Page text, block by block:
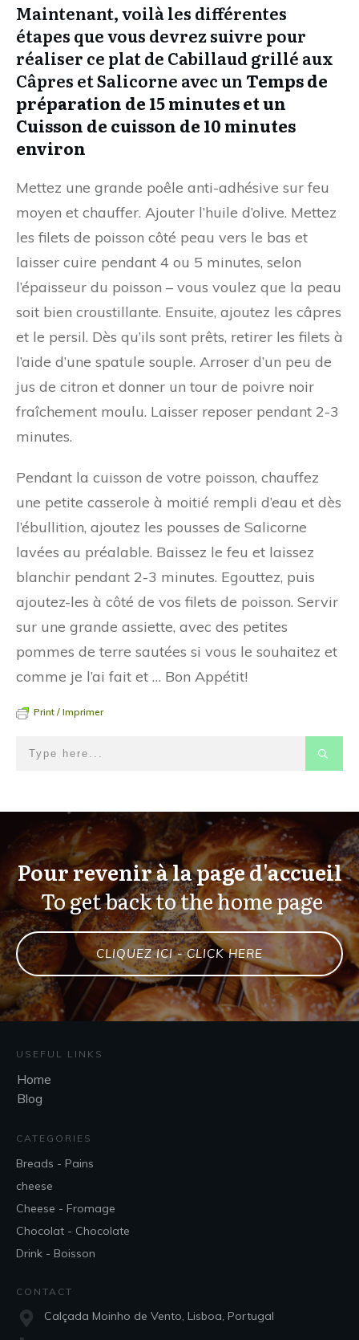
Maintenant, voilà les différentes
étapes que vous devrez suivre pour
réaliser ce plat de Cabillaud grillé aux
Câpres et Salicorne avec unTemps de
préparation de 15 minutes et un
Cuisson de cuisson de 10 minutes
environ
Mettez une grande poêle anti-adhésive sur feu
moyen et chauffer. Ajouter l’huile d’olive. Mettez
les filets de poisson côté peau vers le bas et
laisser cuire pendant 4 ou 5 minutes, selon
l’épaisseur du poisson – vous voulez que la peau
soit bien croustillante. Ensuite, ajoutez les câpres
et le persil. Dès qu’ils sont prêts, retirer les filets à
l’aide d’une spatule souple. Arroser d’un peu de
jus de citron et donner un tour de poivre noir
fraîchement moulu. Laisser reposer pendant 2-3
minutes.
Pendant la cuisson de votre poisson, chauffez
une petite casserole à moitié rempli d’eau et dès
l’ébullition, ajoutez les pousses de Salicorne
lavées au préalable. Baissez le feu et laissez
blanchir pendant 2-3 minutes. Egouttez, puis
ajoutez-les à côté de vos filets de poisson. Servir
sur une grande assiette, avec des petites
pommes de terre sautées si vous le souhaitez et
comme je l’ai fait et … Bon Appétit!
Print / Imprimer
Pour revenir à la page d'accueil
To get back to the home page
CLIQUEZ ICI - CLICK HERE
USEFUL LINKS
Home
Blog
CATEGORIES
Breads - Pains
cheese
Cheese - Fromage
Chocolat - Chocolate
Drink - Boisson
CONTACT
Calçada Moinho de Vento, Lisboa, Portugal